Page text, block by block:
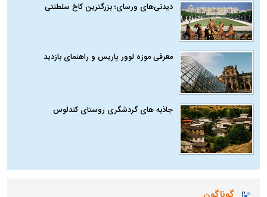
دیدنی‌های ورسای؛ بزرگترین کاخ سلطنتی
معرفی موزه لوور پاریس و راهنمای بازدید
جاذبه های گردشگری روستای کندلوس